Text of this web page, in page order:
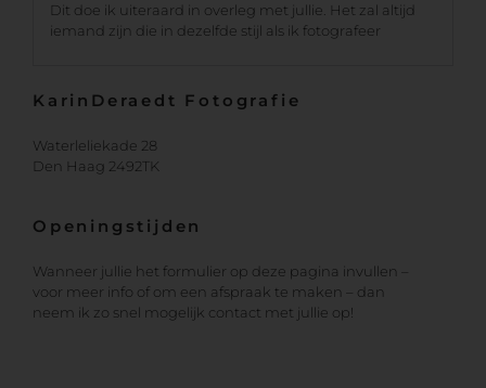
Dit doe ik uiteraard in overleg met jullie. Het zal altijd
iemand zijn die in dezelfde stijl als ik fotografeer
KarinDeraedt Fotografie
Waterleliekade 28
Den Haag 2492TK
Openingstijden
Wanneer jullie het formulier op deze pagina invullen –
voor meer info of om een afspraak te maken – dan
neem ik zo snel mogelijk contact met jullie op!